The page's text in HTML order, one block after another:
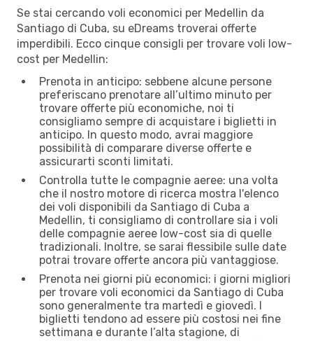
Se stai cercando voli economici per Medellin da
Santiago di Cuba, su eDreams troverai offerte
imperdibili. Ecco cinque consigli per trovare voli low-
cost per Medellin:
Prenota in anticipo: sebbene alcune persone
preferiscano prenotare all’ultimo minuto per
trovare offerte più economiche, noi ti
consigliamo sempre di acquistare i biglietti in
anticipo. In questo modo, avrai maggiore
possibilità di comparare diverse offerte e
assicurarti sconti limitati.
Controlla tutte le compagnie aeree: una volta
che il nostro motore di ricerca mostra l'elenco
dei voli disponibili da Santiago di Cuba a
Medellin, ti consigliamo di controllare sia i voli
delle compagnie aeree low-cost sia di quelle
tradizionali. Inoltre, se sarai flessibile sulle date
potrai trovare offerte ancora più vantaggiose.
Prenota nei giorni più economici: i giorni migliori
per trovare voli economici da Santiago di Cuba
sono generalmente tra martedì e giovedì. I
biglietti tendono ad essere più costosi nei fine
settimana e durante l’alta stagione, di